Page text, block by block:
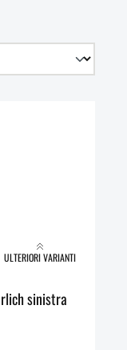
montare con protezione della
ULTERIORI VARIANTI
sinistra